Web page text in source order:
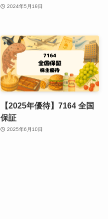
2024年5月19日
【2025年優待】7164 全国
保証
2025年6月10日